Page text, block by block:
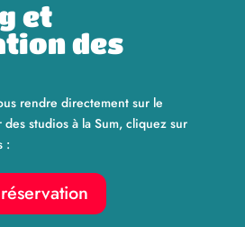
et
des
rendre directement sur le
studios à la Sum, cliquez sur
: